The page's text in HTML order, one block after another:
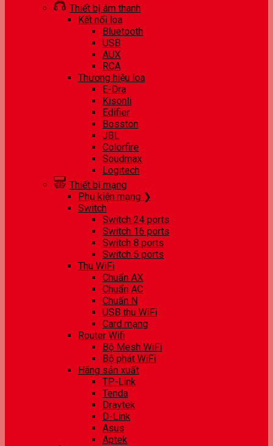
Thiết bị âm thanh
Kết nối loa
Bluetooth
USB
AUX
RCA
Thương hiệu loa
E-Dra
Kisonli
Edifier
Bosston
JBL
Colorfire
Soudmax
Logitech
Thiết bị mạng
Phụ kiện mạng ❯
Switch
Switch 24 ports
Switch 16 ports
Switch 8 ports
Switch 5 ports
Thu WiFi
Chuẩn AX
Chuẩn AC
Chuẩn N
USB thu WiFi
Card mạng
Router Wifi
Bộ Mesh WiFi
Bộ phát WiFi
Hãng sản xuất
TP-Link
Tenda
Draytek
D-Link
Asus
Aptek